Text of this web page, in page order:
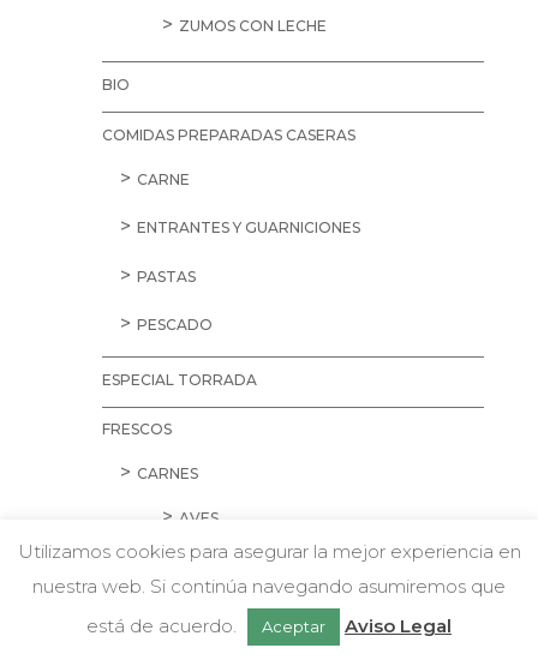
ZUMOS CON LECHE
BIO
COMIDAS PREPARADAS CASERAS
CARNE
ENTRANTES Y GUARNICIONES
PASTAS
PESCADO
ESPECIAL TORRADA
FRESCOS
CARNES
AVES
CARNE PICADA
CERDO w Chatea con nosotros
Utilizamos cookies para asegurar la mejor experiencia en
nuestra web. Si continúa navegando asumiremos que
está de acuerdo.
Aceptar Aviso Legal